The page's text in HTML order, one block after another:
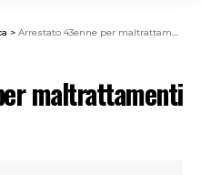
> Arrestato 43enne per maltrattamenti sulla compagna
maltrattamenti